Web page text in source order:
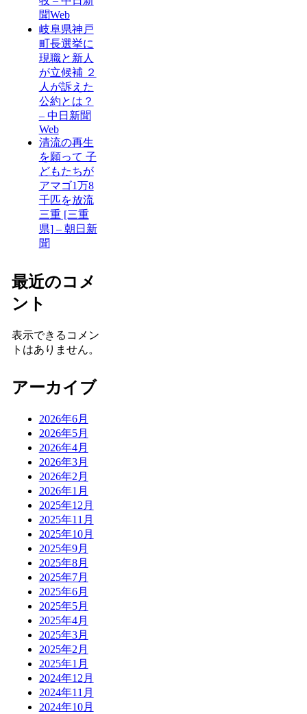
聞Web
岐阜県神戸
町長選挙に
現職と新人
が立候補 ２
人が訴えた
公約とは？
– 中日新聞
Web
清流の再生
を願って 子
どもたちが
アマゴ1万8
千匹を放流
三重 [三重
県] – 朝日新
聞
最近のコメ
ント
表示できるコメン
トはありません。
アーカイブ
2026年6月
2026年5月
2026年4月
2026年3月
2026年2月
2026年1月
2025年12月
2025年11月
2025年10月
2025年9月
2025年8月
2025年7月
2025年6月
2025年5月
2025年4月
2025年3月
2025年2月
2025年1月
2024年12月
2024年11月
2024年10月